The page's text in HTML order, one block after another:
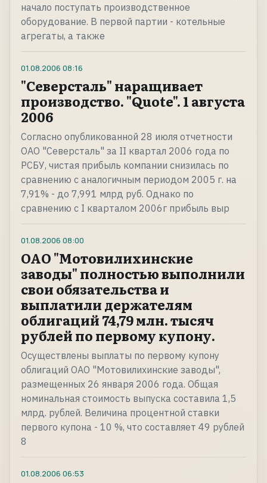
начало поступать производственное
оборудование. В первой партии - котельные
агрегаты, а также
01.08.2006 08:16
"Северсталь" наращивает
производство. "Quote". 1 августа
2006
Согласно опубликованной 28 июля отчетности
ОАО "Северсталь" за II квартал 2006 года по
РСБУ, чистая прибыль компании снизилась по
сравнению с аналогичным периодом 2005 г. на
7,91% - до 7,991 млрд руб. Однако по
сравнению с I кварталом 2006г прибыль выр
01.08.2006 08:00
ОАО "Мотовилихинские
заводы" полностью выполнили
свои обязательства и
выплатили держателям
облигаций 74,79 млн. тысяч
рублей по первому купону.
Осуществлены выплаты по первому купону
облигаций ОАО "Мотовилихинские заводы",
размещенных 26 января 2006 года. Общая
номинальная стоимость выпуска составила 1,5
млрд. рублей. Величина процентной ставки
первого купона - 10 %, что составляет 49 рублей
8
01.08.2006 06:53